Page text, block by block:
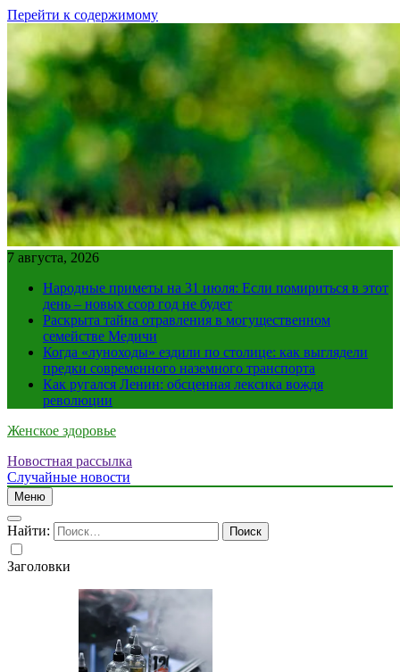
Перейти к содержимому
7 августа, 2026
Народные приметы на 31 июля: Если помириться в этот
день – новых ссор год не будет
Раскрыта тайна отравления в могущественном
семействе Медичи
Когда «луноходы» ездили по столице: как выглядели
предки современного наземного транспорта
Как ругался Ленин: обсценная лексика вождя
революции
Женское здоровье
Новостная рассылка
Случайные новости
Меню
Найти:
Заголовки